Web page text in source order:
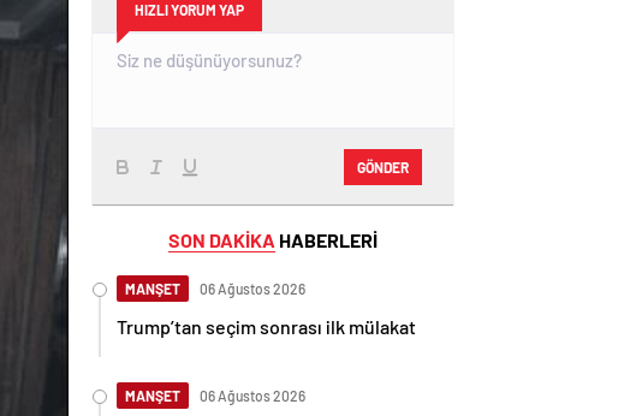
HIZLI YORUM YAP
GÖNDER
SON DAKİKA HABERLERİ
MANŞET 06 Ağustos 2026
Trump’tan seçim sonrası ilk mülakat
MANŞET 06 Ağustos 2026